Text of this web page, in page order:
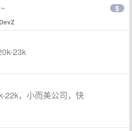
DevZ
5
23k
22k，小而美公司，快